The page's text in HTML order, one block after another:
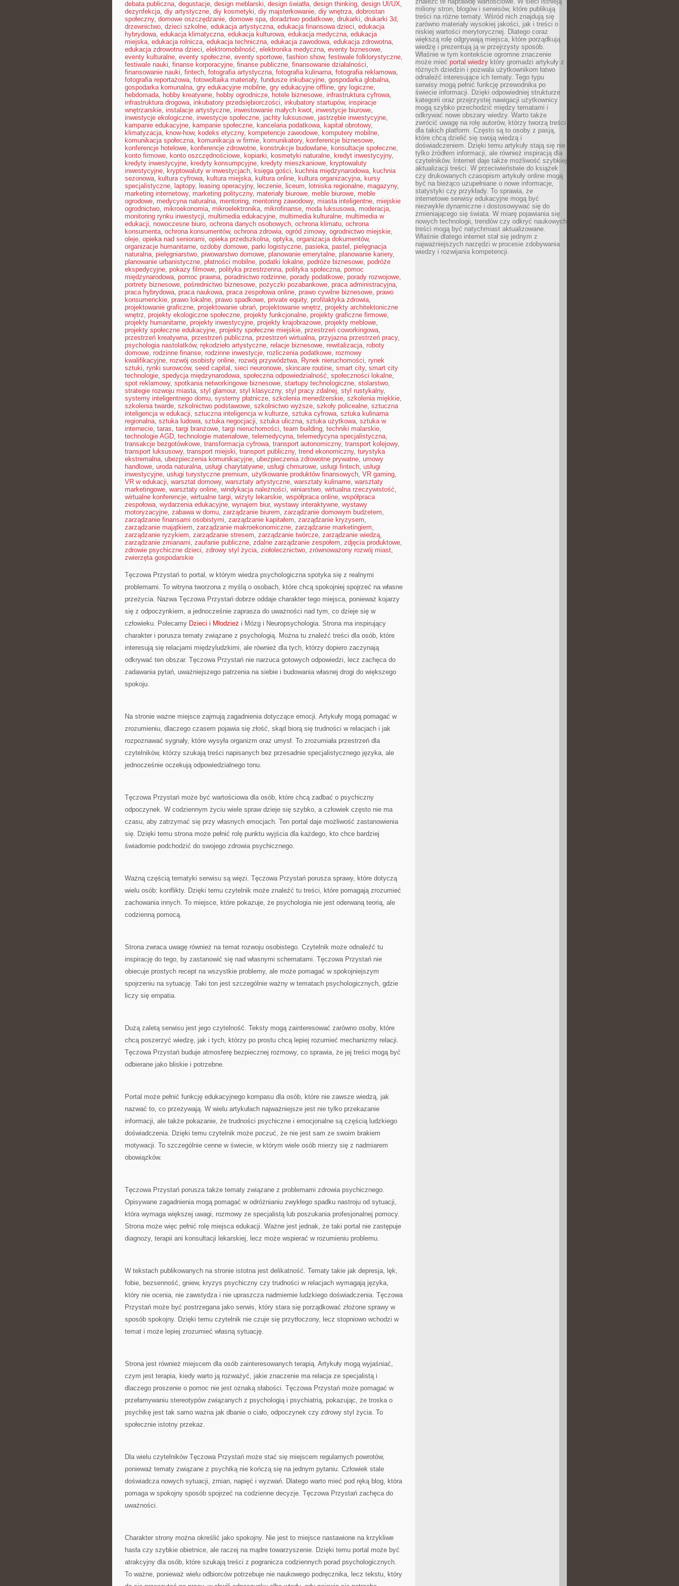
debata publiczna, degustacje, design meblarski, design światła, design thinking, design UI/UX,
dezynfekcja, diy artystyczne, diy kosmetyki, diy majsterkowanie, diy wnętrza, dobrostan
społeczny, domowe oszczędzanie, domowe spa, doradztwo podatkowe, drukarki, drukarki 3d,
drzewnictwo, dzieci szkolne, edukacja artystyczna, edukacja finansowa dzieci, edukacja
hybrydowa, edukacja klimatyczna, edukacja kulturowa, edukacja medyczna, edukacja
miejska, edukacja rolnicza, edukacja techniczna, edukacja zawodowa, edukacja zdrowotna,
edukacja zdrowotna dzieci, elektromobilność, elektronika medyczna, eventy biznesowe,
eventy kulturalne, eventy społeczne, eventy sportowe, fashion show, festiwale folklorystyczne,
festiwale nauki, finanse korporacyjne, finanse publiczne, finansowanie działalności,
finansowanie nauki, fintech, fotografia artystyczna, fotografia kulinarna, fotografia reklamowa,
fotografia reportażowa, fotowoltaika materiały, fundusze inkubacyjne, gospodarka globalna,
gospodarka komunalna, gry edukacyjne mobilne, gry edukacyjne offline, gry logiczne,
hebdomada, hobby kreatywne, hobby ogrodnicze, hotele biznesowe, infrastruktura cyfrowa,
infrastruktura drogowa, inkubatory przedsiębiorczości, inkubatory startupów, inspiracje
wnętrzarskie, instalacje artystyczne, inwestowanie małych kwot, inwestycje biurowe,
inwestycje ekologiczne, inwestycje społeczne, jachty luksusowe, jastrzębie inwestycyjne,
kampanie edukacyjne, kampanie społeczne, kancelaria podatkowa, kapitał obrotowy,
klimatyzacja, know-how, kodeks etyczny, kompetencje zawodowe, komputery mobilne,
komunikacja społeczna, komunikacja w firmie, komunikatory, konferencje biznesowe,
konferencje hotelowe, konferencje zdrowotne, konstrukcje budowlane, konsultacje społeczne,
konto firmowe, konto oszczędnościowe, kopiarki, kosmetyki naturalne, kredyt inwestycyjny,
kredyty inwestycyjne, kredyty konsumpcyjne, kredyty mieszkaniowe, kryptowaluty
inwestycyjne, kryptowaluty w inwestycjach, księga gości, kuchnia międzynarodowa, kuchnia
sezonowa, kultura cyfrowa, kultura miejska, kultura online, kultura organizacyjna, kursy
specjalistyczne, laptopy, leasing operacyjny, leczenie, liceum, lotniska regionalne, magazyny,
marketing internetowy, marketing polityczny, materiały biurowe, meble biurowe, meble
ogrodowe, medycyna naturalna, mentoring, mentoring zawodowy, miasta inteligentne, miejskie
ogrodnictwo, mikroekonomia, mikroelektronika, mikrofinanse, moda luksusowa, moderacja,
monitoring rynku inwestycji, multimedia edukacyjne, multimedia kulturalne, multimedia w
edukacji, nowoczesne biuro, ochrona danych osobowych, ochrona klimatu, ochrona
konsumenta, ochrona konsumentów, ochrona zdrowia, ogród zimowy, ogrodnictwo miejskie,
oleje, opieka nad seniorami, opieka przedszkolna, optyka, organizacja dokumentów,
organizacje humanitarne, ozdoby domowe, parki logistyczne, pasieka, pastel , pielęgnacja
naturalna, pielęgniarstwo, piwowarstwo domowe, planowanie emerytalne, planowanie kariery,
planowanie urbanistyczne, płatności mobilne, podatki lokalne, podróże biznesowe, podróże
ekspedycyjne, pokazy filmowe, polityka przestrzenna, polityka społeczna, pomoc
międzynarodowa, pomoc prawna, poradnictwo rodzinne, porady podatkowe, porady rozwojowe,
portrety biznesowe, pośrednictwo biznesowe, pożyczki pozabankowe, praca administracyjna,
praca hybrydowa, praca naukowa, praca zespołowa online, prawo cywilne biznesowe, prawo
konsumenckie, prawo lokalne, prawo spadkowe, private equity, profilaktyka zdrowia,
projektowanie graficzne, projektowanie ubrań, projektowanie wnętrz, projekty architektoniczne
wnętrz, projekty ekologiczne społeczne, projekty funkcjonalne, projekty graficzne firmowe,
projekty humanitarne, projekty inwestycyjne, projekty krajobrazowe, projekty meblowe,
projekty społeczne edukacyjne, projekty społeczne miejskie, przestrzeń coworkingowa,
przestrzeń kreatywna, przestrzeń publiczna, przestrzeń wirtualna, przyjazna przestrzeń pracy,
psychologia nastolatków, rękodzieło artystyczne, relacje biznesowe, rewitalizacja, roboty
domowe, rodzinne finanse, rodzinne inwestycje, rozliczenia podatkowe, rozmowy
kwalifikacyjne, rozwój osobisty online, rozwój przywództwa, Rynek nieruchomości, rynek
sztuki, rynki surowców, seed capital , sieci neuronowe, skincare routine, smart city, smart city
technologie, spedycja międzynarodowa, społeczna odpowiedzialność, społeczności lokalne,
spot reklamowy, spotkania networkingowe biznesowe, startupy technologiczne, stolarstwo,
strategie rozwoju miasta, styl glamour, styl klasyczny, styl pracy zdalnej, styl rustykalny,
systemy inteligentnego domu, systemy płatnicze, szkolenia menedżerskie, szkolenia miękkie,
szkolenia twarde, szkolnictwo podstawowe, szkolnictwo wyższe, szkoły policealne, sztuczna
inteligencja w edukacji, sztuczna inteligencja w kulturze, sztuka cyfrowa, sztuka kulinarna
regionalna, sztuka ludowa, sztuka negocjacji, sztuka uliczna, sztuka użytkowa, sztuka w
internecie, taras, targi branżowe, targi nieruchomości, team building, techniki malarskie,
technologie AGD, technologie materiałowe, telemedycyna, telemedycyna specjalistyczna,
transakcje bezgotówkowe, transformacja cyfrowa, transport autonomiczny, transport kolejowy,
transport luksusowy, transport miejski, transport publiczny, trend ekonomiczny, turystyka
ekstremalna, ubezpieczenia komunikacyjne, ubezpieczenia zdrowotne prywatne, umowy
handlowe, uroda naturalna, usługi charytatywne, usługi chmurowe, usługi fintech, usługi
inwestycyjne, usługi turystyczne premium, użytkowanie produktów finansowych, VR gaming,
VR w edukacji, warsztat domowy, warsztaty artystyczne, warsztaty kulinarne, warsztaty
marketingowe, warsztaty online, windykacja należności, winiarstwo, wirtualna rzeczywistość,
wirtualne konferencje, wirtualne targi, wizyty lekarskie, współpraca online, współpraca
zespołowa, wydarzenia edukacyjne, wynajem biur, wystawy interaktywne, wystawy
motoryzacyjne, zabawa w domu, zarządzanie biurem, zarządzanie domowym budżetem,
zarządzanie finansami osobistymi, zarządzanie kapitałem, zarządzanie kryzysem,
zarządzanie majątkiem, zarządzanie makroekonomiczne, zarządzanie marketingiem,
zarządzanie ryzykiem, zarządzanie stresem, zarządzanie twórcze, zarządzanie wiedzą,
zarządzanie zmianami, zaufanie publiczne, zdalne zarządzanie zespołem, zdjęcia produktowe,
zdrowie psychiczne dzieci, zdrowy styl życia, ziołolecznictwo, zrównoważony rozwój miast,
zwierzęta gospodarskie
Tęczowa Przystań to portal, w którym wiedza psychologiczna spotyka się z realnymi
problemami. To witryna tworzona z myślą o osobach, które chcą spokojniej spojrzeć na własne
przeżycia. Nazwa Tęczowa Przystań dobrze oddaje charakter tego miejsca, ponieważ kojarzy
się z odpoczynkiem, a jednocześnie zaprasza do uważności nad tym, co dzieje się w
człowieku. Polecamy Dzieci i Młodzież i Mózg i Neuropsychologia. Strona ma inspirujący
charakter i porusza tematy związane z psychologią. Można tu znaleźć treści dla osób, które
interesują się relacjami międzyludzkimi, ale również dla tych, którzy dopiero zaczynają
odkrywać ten obszar. Tęczowa Przystań nie narzuca gotowych odpowiedzi, lecz zachęca do
zadawania pytań, uważniejszego patrzenia na siebie i budowania własnej drogi do większego
spokoju.
Na stronie ważne miejsce zajmują zagadnienia dotyczące emocji. Artykuły mogą pomagać w
zrozumieniu, dlaczego czasem pojawia się złość, skąd biorą się trudności w relacjach i jak
rozpoznawać sygnały, które wysyła organizm oraz umysł. To zrozumiała przestrzeń dla
czytelników, którzy szukają treści napisanych bez przesadnie specjalistycznego języka, ale
jednocześnie oczekują odpowiedzialnego tonu.
Tęczowa Przystań może być wartościowa dla osób, które chcą zadbać o psychiczny
odpoczynek. W codziennym życiu wiele spraw dzieje się szybko, a człowiek często nie ma
czasu, aby zatrzymać się przy własnych emocjach. Ten portal daje możliwość zastanowienia
się. Dzięki temu strona może pełnić rolę punktu wyjścia dla każdego, kto chce bardziej
świadomie podchodzić do swojego zdrowia psychicznego.
Ważną częścią tematyki serwisu są więzi. Tęczowa Przystań porusza sprawy, które dotyczą
wielu osób: konflikty. Dzięki temu czytelnik może znaleźć tu treści, które pomagają zrozumieć
zachowania innych. To miejsce, które pokazuje, że psychologia nie jest oderwaną teorią, ale
codzienną pomocą.
Strona zwraca uwagę również na temat rozwoju osobistego. Czytelnik może odnaleźć tu
inspirację do tego, by zastanowić się nad własnymi schematami. Tęczowa Przystań nie
obiecuje prostych recept na wszystkie problemy, ale może pomagać w spokojniejszym
spojrzeniu na sytuację. Taki ton jest szczególnie ważny w tematach psychologicznych, gdzie
liczy się empatia.
Dużą zaletą serwisu jest jego czytelność. Teksty mogą zainteresować zarówno osoby, które
chcą poszerzyć wiedzę, jak i tych, którzy po prostu chcą lepiej rozumieć mechanizmy relacji.
Tęczowa Przystań buduje atmosferę bezpiecznej rozmowy, co sprawia, że jej treści mogą być
odbierane jako bliskie i potrzebne.
Portal może pełnić funkcję edukacyjnego kompasu dla osób, które nie zawsze wiedzą, jak
nazwać to, co przeżywają. W wielu artykułach najważniejsze jest nie tylko przekazanie
informacji, ale także pokazanie, że trudności psychiczne i emocjonalne są częścią ludzkiego
doświadczenia. Dzięki temu czytelnik może poczuć, że nie jest sam ze swoim brakiem
motywacji. To szczególnie cenne w świecie, w którym wiele osób mierzy się z nadmiarem
obowiązków.
Tęczowa Przystań porusza także tematy związane z problemami zdrowia psychicznego.
Opisywane zagadnienia mogą pomagać w odróżnianiu zwykłego spadku nastroju od sytuacji,
która wymaga większej uwagi, rozmowy ze specjalistą lub poszukania profesjonalnej pomocy.
Strona może więc pełnić rolę miejsca edukacji. Ważne jest jednak, że taki portal nie zastępuje
diagnozy, terapii ani konsultacji lekarskiej, lecz może wspierać w rozumieniu problemu.
W tekstach publikowanych na stronie istotna jest delikatność. Tematy takie jak depresja, lęk,
fobie, bezsenność, gniew, kryzys psychiczny czy trudności w relacjach wymagają języka,
który nie ocenia, nie zawstydza i nie upraszcza nadmiernie ludzkiego doświadczenia. Tęczowa
Przystań może być postrzegana jako serwis, który stara się porządkować złożone sprawy w
sposób spokojny. Dzięki temu czytelnik nie czuje się przytłoczony, lecz stopniowo wchodzi w
temat i może lepiej zrozumieć własną sytuację.
Strona jest również miejscem dla osób zainteresowanych terapią. Artykuły mogą wyjaśniać,
czym jest terapia, kiedy warto ją rozważyć, jakie znaczenie ma relacja ze specjalistą i
dlaczego proszenie o pomoc nie jest oznaką słabości. Tęczowa Przystań może pomagać w
przełamywaniu stereotypów związanych z psychologią i psychiatrią, pokazując, że troska o
psychikę jest tak samo ważna jak dbanie o ciało, odpoczynek czy zdrowy styl życia. To
społecznie istotny przekaz.
Dla wielu czytelników Tęczowa Przystań może stać się miejscem regularnych powrotów,
ponieważ tematy związane z psychiką nie kończą się na jednym pytaniu. Człowiek stale
doświadcza nowych sytuacji, zmian, napięć i wyzwań. Dlatego warto mieć pod ręką blog, która
pomaga w spokojny sposób spojrzeć na codzienne decyzje. Tęczowa Przystań zachęca do
uważności.
Charakter strony można określić jako spokojny. Nie jest to miejsce nastawione na krzykliwe
hasła czy szybkie obietnice, ale raczej na mądre towarzyszenie. Dzięki temu portal może być
atrakcyjny dla osób, które szukają treści z pogranicza codziennych porad psychologicznych.
To ważne, ponieważ wielu odbiorców potrzebuje nie naukowego podręcznika, lecz tekstu, który
miliony stron, blogów i serwisów, które publikują
treści na różne tematy. Wśród nich znajdują się
zarówno materiały wysokiej jakości, jak i treści o
niskiej wartości merytorycznej. Dlatego coraz
większą rolę odgrywają miejsca, które porządkują
wiedzę i prezentują ją w przejrzysty sposób.
Właśnie w tym kontekście ogromne znaczenie
może mieć portal wiedzy który gromadzi artykuły z
różnych dziedzin i pozwala użytkownikom łatwo
odnaleźć interesujące ich tematy. Tego typu
serwisy mogą pełnić funkcję przewodnika po
świecie informacji. Dzięki odpowiedniej strukturze
kategorii oraz przejrzystej nawigacji użytkownicy
mogą szybko przechodzić między tematami i
odkrywać nowe obszary wiedzy. Warto także
zwrócić uwagę na rolę autorów, którzy tworzą treści
dla takich platform. Często są to osoby z pasją,
które chcą dzielić się swoją wiedzą i
doświadczeniem. Dzięki temu artykuły stają się nie
tylko źródłem informacji, ale również inspiracją dla
czytelników. Internet daje także możliwość szybkiej
aktualizacji treści. W przeciwieństwie do książek
czy drukowanych czasopism artykuły online mogą
być na bieżąco uzupełniane o nowe informacje,
statystyki czy przykłady. To sprawia, że
internetowe serwisy edukacyjne mogą być
niezwykle dynamiczne i dostosowywać się do
zmieniającego się świata. W miarę pojawiania się
nowych technologii, trendów czy odkryć naukowych
treści mogą być natychmiast aktualizowane.
Właśnie dlatego internet stał się jednym z
najważniejszych narzędzi w procesie zdobywania
wiedzy i rozwijania kompetencji.